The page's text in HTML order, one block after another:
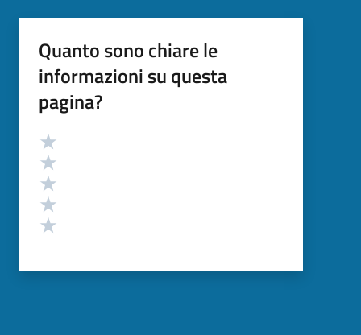
Quanto sono chiare le
informazioni su questa
pagina?
Valutazione